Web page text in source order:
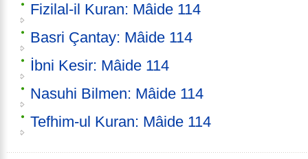
Fizilal-il Kuran: Mâide 114
Basri Çantay: Mâide 114
İbni Kesir: Mâide 114
Nasuhi Bilmen: Mâide 114
Tefhim-ul Kuran: Mâide 114